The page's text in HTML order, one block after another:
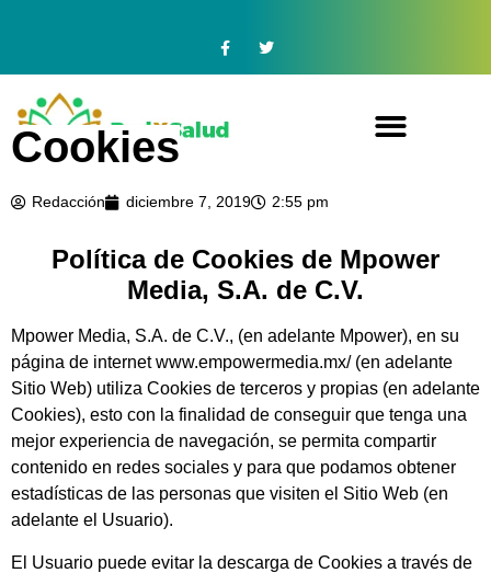
Cookies
Redacción diciembre 7, 2019 2:55 pm
Política de Cookies de Mpower
Media, S.A. de C.V.
Mpower Media, S.A. de C.V., (en adelante Mpower), en su
página de internet www.empowermedia.mx/ (en adelante
Sitio Web) utiliza Cookies de terceros y propias (en adelante
Cookies), esto con la finalidad de conseguir que tenga una
mejor experiencia de navegación, se permita compartir
contenido en redes sociales y para que podamos obtener
estadísticas de las personas que visiten el Sitio Web (en
adelante el Usuario).
El Usuario puede evitar la descarga de Cookies a través de